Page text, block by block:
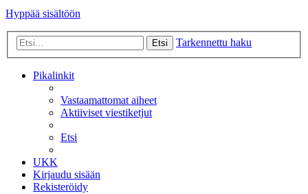
Hyppää sisältöön
Etsi Tarkennettu haku
Pikalinkit
Vastaamattomat aiheet
Aktiiviset viestiketjut
Etsi
UKK
Kirjaudu sisään
Rekisteröidy